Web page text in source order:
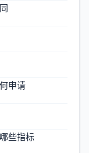
申请
些指标